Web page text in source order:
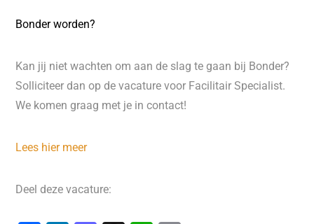
Bonder worden?
Kan jij niet wachten om aan de slag te gaan bij Bonder?
Solliciteer dan op de vacature voor Facilitair Specialist.
We komen graag met je in contact!
Lees hier meer
Deel deze vacature: